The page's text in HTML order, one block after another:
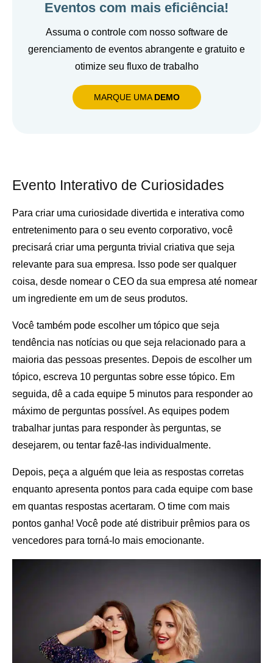
Eventos com mais eficiência!
Assuma o controle com nosso software de
gerenciamento de eventos abrangente e gratuito e
otimize seu fluxo de trabalho
MARQUE UMA DEMO
Evento Interativo de Curiosidades
Para criar uma curiosidade divertida e interativa como
entretenimento para o seu evento corporativo, você
precisará criar uma pergunta trivial criativa que seja
relevante para sua empresa. Isso pode ser qualquer
coisa, desde nomear o CEO da sua empresa até nomear
um ingrediente em um de seus produtos.
Você também pode escolher um tópico que seja
tendência nas notícias ou que seja relacionado para a
maioria das pessoas presentes. Depois de escolher um
tópico, escreva 10 perguntas sobre esse tópico. Em
seguida, dê a cada equipe 5 minutos para responder ao
máximo de perguntas possível. As equipes podem
trabalhar juntas para responder às perguntas, se
desejarem, ou tentar fazê-las individualmente.
Depois, peça a alguém que leia as respostas corretas
enquanto apresenta pontos para cada equipe com base
em quantas respostas acertaram. O time com mais
pontos ganha! Você pode até distribuir prêmios para os
vencedores para torná-lo mais emocionante.